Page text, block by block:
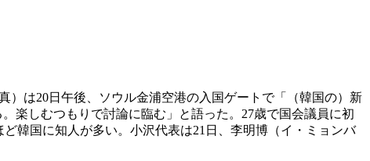
は20日午後、ソウル金浦空港の入国ゲートで「（韓国の）新
楽しむつもりで討論に臨む」と語った。27歳で国会議員に初
韓国に知人が多い。小沢代表は21日、李明博（イ・ミョンバ